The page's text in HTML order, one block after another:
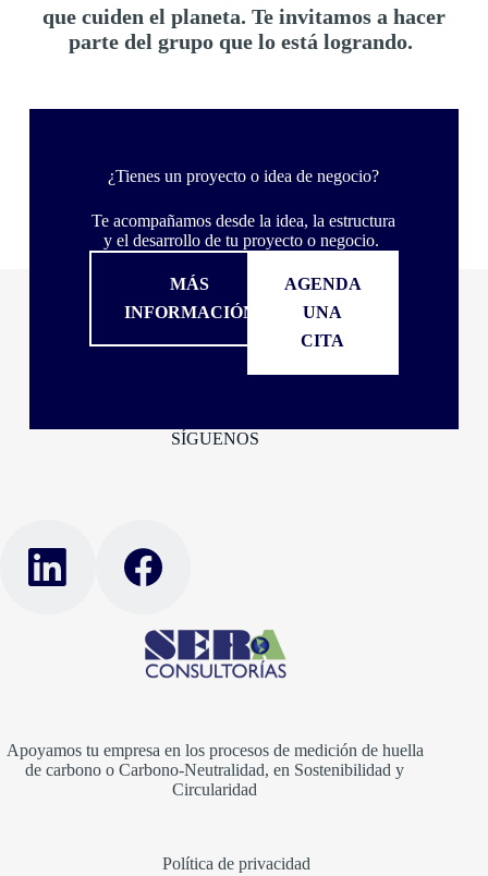
que cuiden el planeta. Te invitamos a hacer
parte del grupo que lo está logrando.
¿Tienes un proyecto o idea de negocio?
Te acompañamos desde la idea, la estructura
y el desarrollo de tu proyecto o negocio.
MÁS
INFORMACIÓN
AGENDA
UNA
CITA
SÍGUENOS
Apoyamos tu empresa en los procesos de medición de huella
de carbono o Carbono-Neutralidad, en Sostenibilidad y
Circularidad
Política de privacidad